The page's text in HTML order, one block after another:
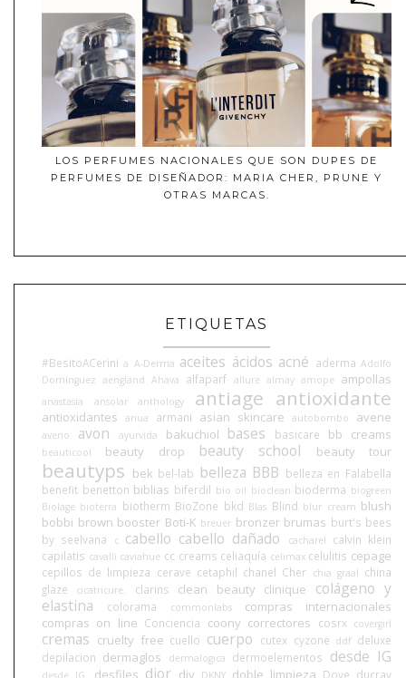
LOS PERFUMES NACIONALES QUE SON DUPES DE
PERFUMES DE DISEÑADOR: MARIA CHER, PRUNE Y
OTRAS MARCAS.
ETIQUETAS
#BesitoACerini a A-Derma aceites ácidos acné aderma Adolfo
Domínguez aengland Ahava alfaparf allure almay amope ampollas
anastasia ansolar anthology antiage antioxidante
antioxidantes anua armani asian skincare autobombo avene
aveno avon ayurvida bakuchiol bases basicare bb creams
beauticool beauty drop beauty school beauty tour
beautyps bek bel-lab belleza BBB belleza en Falabella
benefit benetton biblias biferdil bio oil bioclean bioderma biogreen
Biolage bioterra biotherm BioZone bkd Blas Blind blur cream blush
bobbi brown booster Boti-K breuer bronzer brumas burt's bees
by seelvana
c cabello cabello dañado cacharel
calvin klein
capilatis cavalli caviahue cc creams celiaquía celimax celulitis cepage
cepillos de limpieza cerave cetaphil chanel Cher chia graal china
glaze
cicatricure. clarins clean beauty clinique
colágeno y
elastina
colorama commonlabs
compras internacionales
compras on line Conciencia coony correctores cosrx covergirl
cremas cruelty free cuello cuerpo cutex cyzone ddf deluxe
depilacion dermaglos dermalogica dermoelementos desde IG
desfiles dior diy doble limpieza Dove ducray